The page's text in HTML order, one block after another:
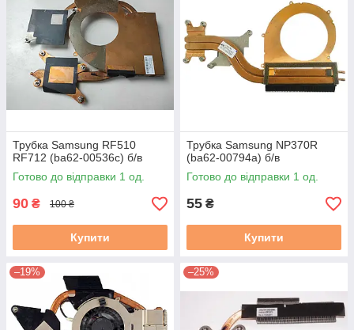
Трубка Samsung RF510
RF712 (ba62-00536c) б/в
Готово до відправки 1 од.
90 ₴ 100 ₴
Купити
Трубка Samsung NP370R
(ba62-00794a) б/в
Готово до відправки 1 од.
55 ₴
Купити
–19% –25%